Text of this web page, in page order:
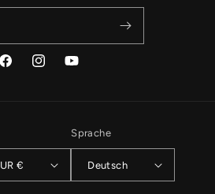
FacebookInstagramYouTube
Österreich | EUR €
Sprache
Deutsch